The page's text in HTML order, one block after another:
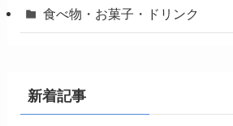
食べ物・お菓子・ドリンク
新着記事